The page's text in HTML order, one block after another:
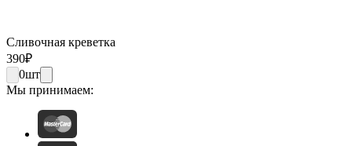
Сливочная креветка
390₽
0шт
Мы принимаем: